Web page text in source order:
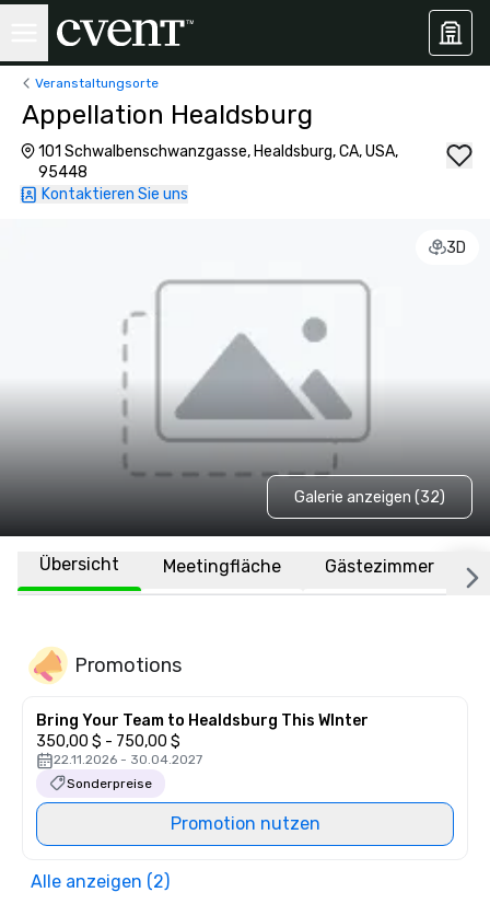
Veranstaltungsorte
Appellation Healdsburg
101 Schwalbenschwanzgasse, Healdsburg, CA, USA,
95448
Kontaktieren Sie uns
3D
Galerie anzeigen (32)
Übersicht Meetingfläche Gästezimmer
Promotions
Bring Your Team to Healdsburg This WInter
350,00 $ - 750,00 $
22.11.2026 - 30.04.2027
Sonderpreise
Promotion nutzen
Alle anzeigen (2)